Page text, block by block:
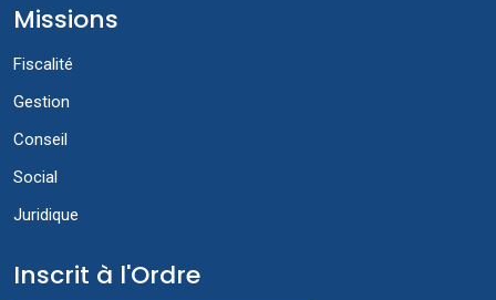
Missions
Fiscalité
Gestion
Conseil
Social
Juridique
Inscrit à l'Ordre